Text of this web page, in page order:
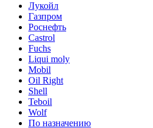
Лукойл
Газпром
Роснефть
Castrol
Fuchs
Liqui moly
Mobil
Oil Right
Shell
Teboil
Wolf
По назначению